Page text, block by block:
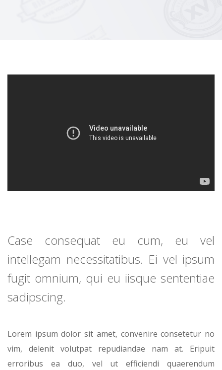
Case consequat eu cum, eu vel
intellegam necessitatibus. Ei vel ipsum
fugit omnium, qui eu iisque sententiae
sadipscing.
Lorem ipsum dolor sit amet, convenire consetetur no
vim, delenit volutpat repudiandae nam at. Eripuit
erroribus ea duo, vel ut efficiendi quaerendum